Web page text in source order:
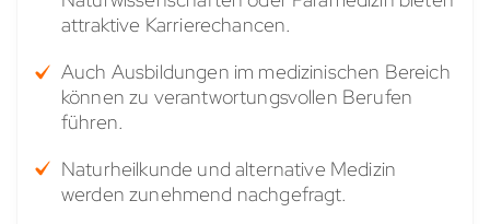
attraktive Karrierechancen.
Auch Ausbildungen im medizinischen Bereich
können zu verantwortungsvollen Berufen
führen.
Naturheilkunde und alternative Medizin
werden zunehmend nachgefragt.